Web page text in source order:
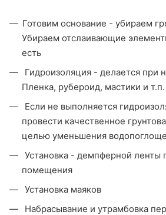
Готовим основание - убираем
Убираем отслаивающие
есть
Гидроизоляция - делается при
Пленка, рубероид, мастики и т.п.
Если не выполняется
провести качественное
целью уменьшения
Установка - демпферной ленты
помещения
Установка маяков
Набрасывание и утрамбовка